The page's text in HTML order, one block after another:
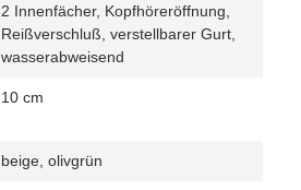
2 Innenfächer, Kopfhöreröffnung
Reißverschluß , verstellbarer Gurt
wasserabweisend
10 cm
beige , olivgrün